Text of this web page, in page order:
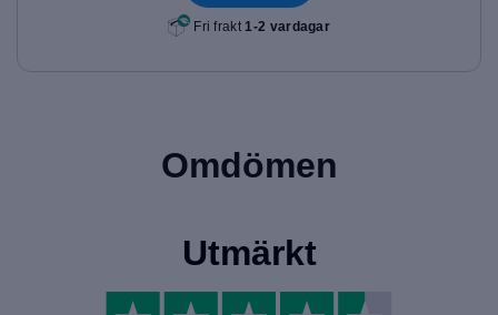
Fri frakt1-2 vardagar
Omdömen
Utmärkt